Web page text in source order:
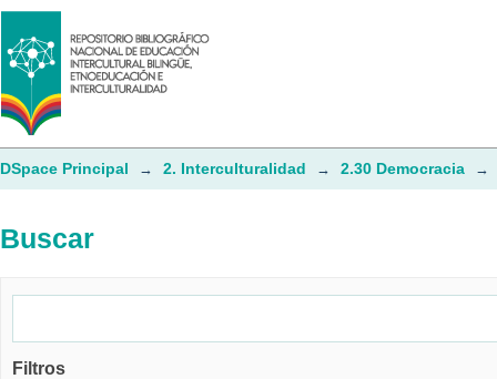
Buscar
DSpace Principal → 2. Interculturalidad → 2.30 Democracia →
Buscar
Filtros